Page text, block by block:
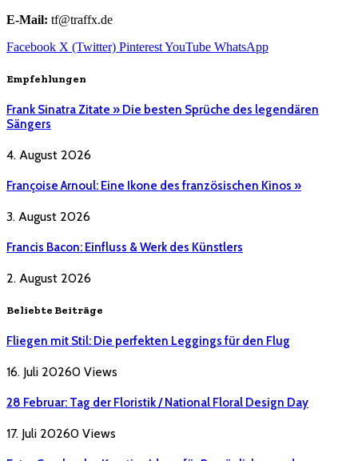
E-Mail: tf@traffx.de
Facebook X (Twitter) PinterestYouTube WhatsApp
Empfehlungen
Frank Sinatra Zitate » Die besten Sprüche des legendären
Sängers
4. August 2026
Françoise Arnoul: Eine Ikone des französischen Kinos »
3. August 2026
Francis Bacon: Einfluss & Werk des Künstlers
2. August 2026
Beliebte Beiträge
Fliegen mit Stil: Die perfekten Leggings für den Flug
16. Juli 20260 Views
28 Februar: Tag der Floristik / National Floral Design Day
17. Juli 20260 Views